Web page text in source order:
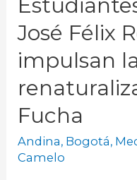
José Félix
impulsan
Fucha
Andina, Bogotá,
Camelo